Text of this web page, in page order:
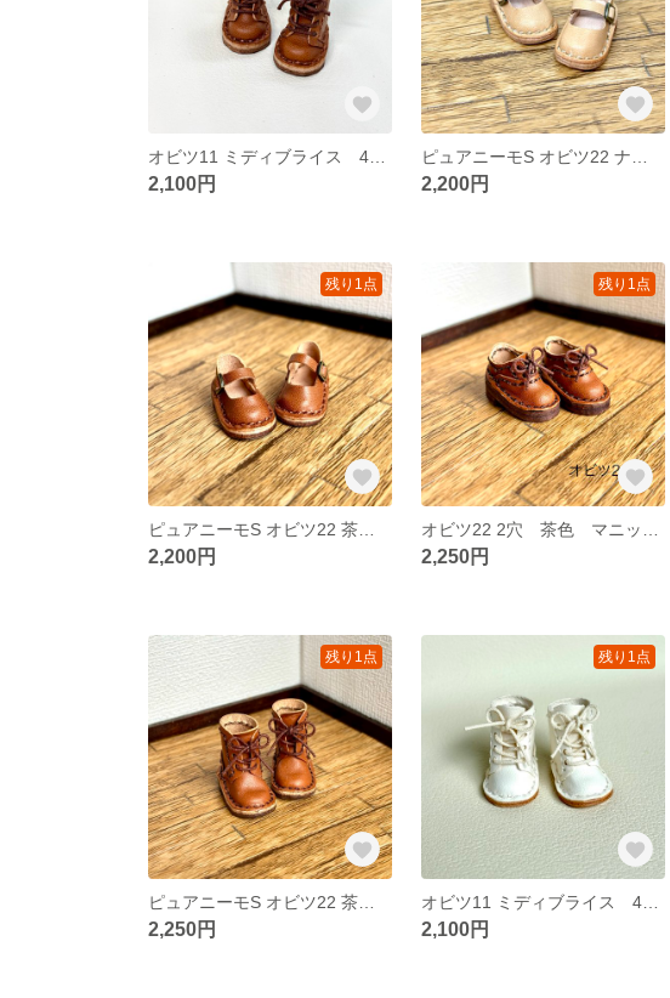
2,100円 2,200円
残り1点
2,200円
残り1点
2,250円
残り1点
2,250円
残り1点
オビツ11 ミディブライス 4穴 白色 ブーツ 54
2,100円